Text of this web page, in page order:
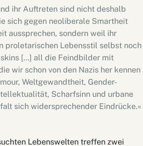
ihr Auftreten sind nicht deshalb
sich gegen neoliberale Smartheit
aussprechen, sondern weil ihr
proletarischen Lebensstil selbst noch
[…] all die Feindbilder mit
wir schon von den Nazis her kennen
Weltgewandtheit, Gender-
Scharfsinn und urbane
sich widersprechender Eindrücke.«
Lebenswelten treffen zwei